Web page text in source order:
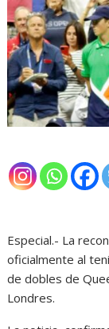
Especial.- La
oficialmente al
de dobles de
Londres.